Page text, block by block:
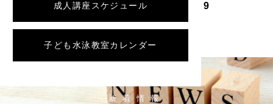
成人講座スケジュール
子ども水泳教室カレンダー
content/themes/numaspo/single.php
9
新着情報